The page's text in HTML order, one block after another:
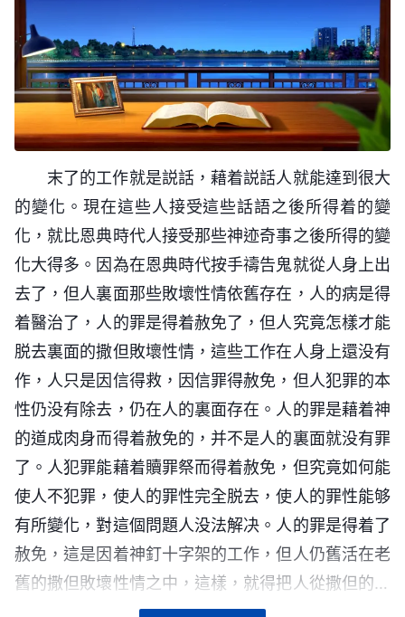
性發表出來，將神的心意傳達給人，同時也將在靈界
中人看不見摸不着的神藉着發表神的心意、神的性情
顯給人看，人看到的是有形有像、有骨有肉的神自
己，所以，道成肉身的人子將神自己的身份、地位、
形像、性情、所有所是等等都具體化、人性化了。雖
然對于神的形像來説，人子的外表有一定的局限性，
但人子的實質與所有所是可以完全代表神自己的身份
與地位，只不過在發表的形式上有所區别罷了。無論
是人子的人性還是神性，我們都不可否認地説他代表
神自己的身份與地位，只不過神在此期間以肉身的方
式作工，以肉身的角度説話，站在人子的身份與地位
上面對人類，讓人有機會接觸到、體會到神在人中間
實實際際的説話與作工，也讓人見識到了神的神性與
在卑微中的神的高大，同時也讓人對神的真實與實際
有了初步的了解，也有了初步的定義。雖然主耶穌所
作的工作與他的作工方式、説話角度和在靈界中的神
的真體有所區别，但他的一切都一點不差地代表那一
位人從未看見的神自己，這是不可否認的！就是説，
神無論以什麽樣的方式出現，無論以什麽樣的角度説
話，以什麽樣的形像來面對人，神代表的只有神自
己，他不可能代表任何的人，不可能代表任何的敗壞
——《話・卷二 關于認識神・神的作工、神的性情與
神自己 三》
耶穌没有作工作時只是在正常人性裏生活，人根
本看不出他是神，没有人發現他是道成肉身的神，人
只知道他是一個最普通的人。這個最普通的正常人性
就證實了神道成的是肉身，證實了恩典時代是道成肉
身的神作工的時代，并不是靈作工的時代，證實了神
的靈完全實化在了肉身裏，證實了在神道成肉身的時
代肉身將作靈的一切工作。有正常人性的基督就是靈
實化的有正常人性、有正常理智、有大腦思維這樣的
一個肉身。所謂「實化」就是神成了人的意思，靈成
了肉身的意思，説得再明白點，就是神自己住在一個
有正常人性的肉身裏，藉着正常人性的肉身來發表他
末了的工作就是説話，藉着説話人就能達到很大
的變化。現在這些人接受這些話語之後所得着的變
化，就比恩典時代人接受那些神迹奇事之後所得的變
化大得多。因為在恩典時代按手禱告鬼就從人身上出
去了，但人裏面那些敗壞性情依舊存在，人的病是得
着醫治了，人的罪是得着赦免了，但人究竟怎樣才能
脱去裏面的撒但敗壞性情，這些工作在人身上還没有
作，人只是因信得救，因信罪得赦免，但人犯罪的本
性仍没有除去，仍在人的裏面存在。人的罪是藉着神
的道成肉身而得着赦免的，并不是人的裏面就没有罪
了。人犯罪能藉着贖罪祭而得着赦免，但究竟如何能
使人不犯罪，使人的罪性完全脱去，使人的罪性能够
有所變化，對這個問題人没法解决。人的罪是得着了
赦免，這是因着神釘十字架的工作，但人仍舊活在老
舊的撒但敗壞性情之中，這樣，就得把人從撒但的敗
壞性情之中完全拯救出來，讓人的罪性完全脱去，而